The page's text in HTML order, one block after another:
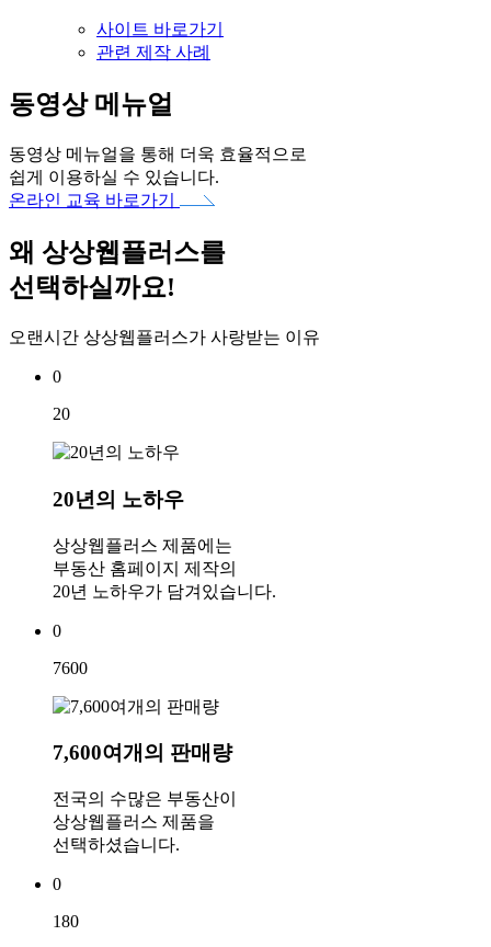
사이트 바로가기
관련 제작 사례
동영상 메뉴얼
동영상 메뉴얼을 통해 더욱 효율적으로
쉽게 이용하실 수 있습니다.
온라인 교육 바로가기
왜 상상웹플러스를
선택하실까요!
오랜시간 상상웹플러스가 사랑받는 이유
0
20
20년의 노하우
상상웹플러스 제품에는
부동산 홈페이지 제작의
20년 노하우가 담겨있습니다.
0
7600
7,600여개의 판매량
전국의 수많은 부동산이
상상웹플러스 제품을
선택하셨습니다.
0
180